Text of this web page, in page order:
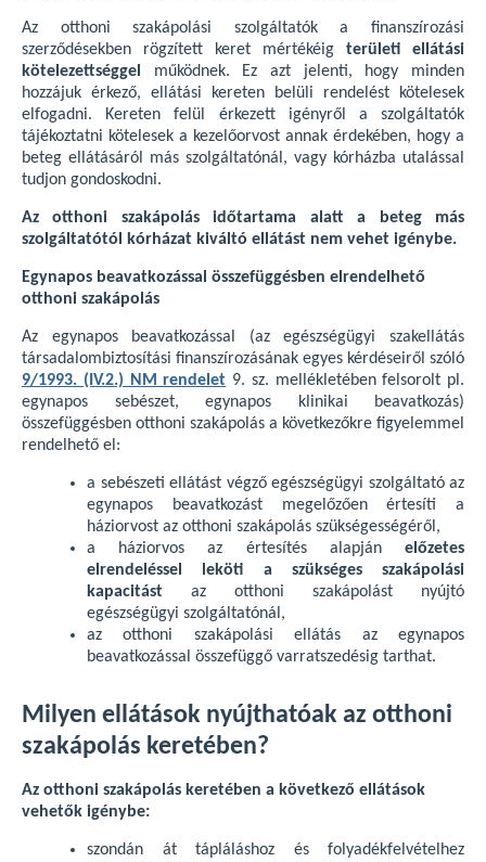
Az otthoni szakápolási szolgáltatók a finanszírozási
szerződésekben rögzített keret mértékéig területi ellátási
kötelezettséggel
működnek. Ez azt jelenti, hogy minden
hozzájuk érkező, ellátási kereten belüli rendelést kötelesek
elfogadni. Kereten felül érkezett igényről a szolgáltatók
tájékoztatni kötelesek a kezelőorvost annak érdekében, hogy a
beteg ellátásáról más szolgáltatónál, vagy kórházba utalással
tudjon gondoskodni.
Az otthoni szakápolás időtartama alatt a beteg más
szolgáltatótól kórházat kiváltó ellátást nem vehet igénybe.
Egynapos beavatkozással összefüggésben elrendelhető
otthoni szakápolás
Az egynapos beavatkozással (az egészségügyi szakellátás
társadalombiztosítási finanszírozásának egyes kérdéseiről szóló
9/1993. (IV.2.) NM rendelet 9. sz. mellékletében felsorolt pl.
egynapos sebészet, egynapos klinikai beavatkozás)
összefüggésben otthoni szakápolás a következőkre figyelemmel
rendelhető el:
a sebészeti ellátást végző egészségügyi szolgáltató az
egynapos beavatkozást megelőzően értesíti a
háziorvost az otthoni szakápolás szükségességéről,
a háziorvos az értesítés alapján előzetes
elrendeléssel leköti a szükséges szakápolási
kapacitást az otthoni szakápolást nyújtó
egészségügyi szolgáltatónál,
az otthoni szakápolási ellátás az egynapos
beavatkozással összefüggő varratszedésig tarthat.
Milyen ellátások nyújthatóak az otthoni
szakápolás keretében?
Az otthoni szakápolás keretében a következő ellátások
vehetők igénybe:
szondán át tápláláshoz és folyadékfelvételhez